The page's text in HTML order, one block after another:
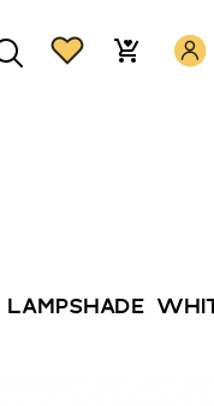
LAMPSHADE